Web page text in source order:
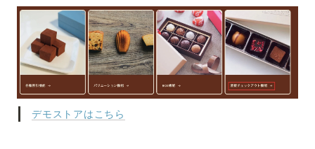
デモストアはこちら